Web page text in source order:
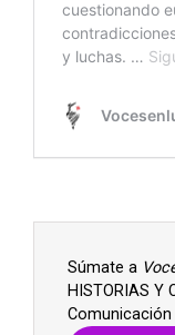
Súmate a
HISTORIAS Y
Comunicación